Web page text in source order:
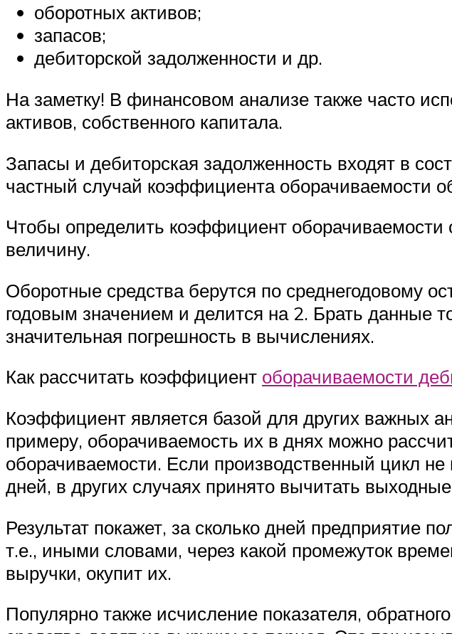
оборотных активов;
запасов;
дебиторской задолженности и др.
На заметку! В финансовом анализе также часто
активов, собственного капитала.
Запасы и дебиторская задолженность входят в
частный случай коэффициента оборачиваемости
Чтобы определить коэффициент оборачиваемости
величину.
Оборотные средства берутся по среднегодовому
годовым значением и делится на 2. Брать данные
значительная погрешность в вычислениях.
Как рассчитать коэффициент оборачиваемости
Коэффициент является базой для других важных
примеру, оборачиваемость их в днях можно
оборачиваемости. Если производственный цикл
дней, в других случаях принято вычитать
Результат покажет, за сколько дней предприятие
т.е., иными словами, через какой промежуток
выручки, окупит их.
Популярно также исчисление показателя,